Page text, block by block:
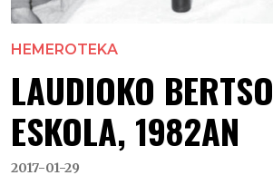
HEMEROTEKA
LAUDIOKO BERTSO
ESKOLA, 1982AN
2017-01-29